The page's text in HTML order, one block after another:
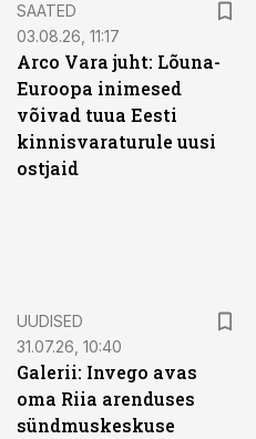
SAATED
03.08.26, 11:17
Arco Vara juht: Lõuna-
Euroopa inimesed
võivad tuua Eesti
kinnisvaraturule uusi
ostjaid
UUDISED
31.07.26, 10:40
Galerii: Invego avas
oma Riia arenduses
sündmuskeskuse